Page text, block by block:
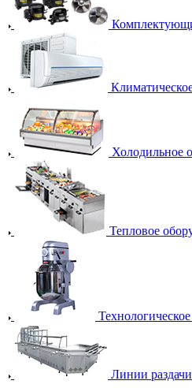
Холодильное
Тепловое
Линии раздачи